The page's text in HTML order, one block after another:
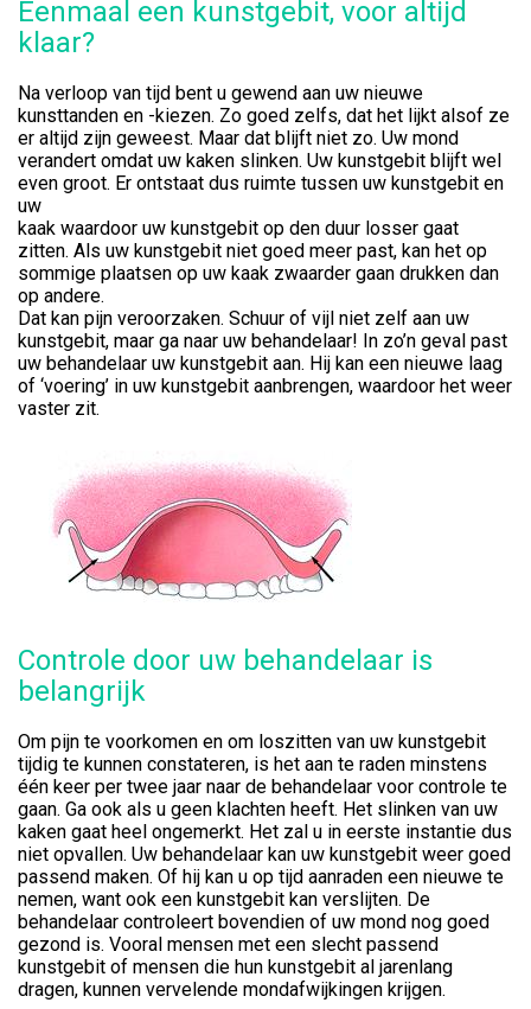
Eenmaal een kunstgebit, voor altijd
klaar?
Na verloop van tijd bent u gewend aan uw nieuwe
kunsttanden en -kiezen. Zo goed zelfs, dat het lijkt alsof ze
er altijd zijn geweest. Maar dat blijft niet zo. Uw mond
verandert omdat uw kaken slinken. Uw kunstgebit blijft wel
even groot. Er ontstaat dus ruimte tussen uw kunstgebit en
uw
kaak waardoor uw kunstgebit op den duur losser gaat
zitten. Als uw kunstgebit niet goed meer past, kan het op
sommige plaatsen op uw kaak zwaarder gaan drukken dan
op andere.
Dat kan pijn veroorzaken. Schuur of vijl niet zelf aan uw
kunstgebit, maar ga naar uw behandelaar! In zo’n geval past
uw behandelaar uw kunstgebit aan. Hij kan een nieuwe laag
of ‘voering’ in uw kunstgebit aanbrengen, waardoor het weer
vaster zit.
Controle door uw behandelaar is
belangrijk
Om pijn te voorkomen en om loszitten van uw kunstgebit
tijdig te kunnen constateren, is het aan te raden minstens
één keer per twee jaar naar de behandelaar voor controle te
gaan. Ga ook als u geen klachten heeft. Het slinken van uw
kaken gaat heel ongemerkt. Het zal u in eerste instantie dus
niet opvallen. Uw behandelaar kan uw kunstgebit weer goed
passend maken. Of hij kan u op tijd aanraden een nieuwe te
nemen, want ook een kunstgebit kan verslijten. De
behandelaar controleert bovendien of uw mond nog goed
gezond is. Vooral mensen met een slecht passend
kunstgebit of mensen die hun kunstgebit al jarenlang
dragen, kunnen vervelende mondafwijkingen krijgen.